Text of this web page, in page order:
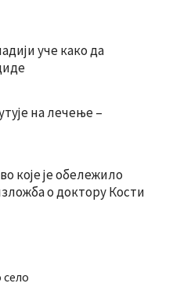
уче како да
на лечење –
које је обележило
о доктору Кости